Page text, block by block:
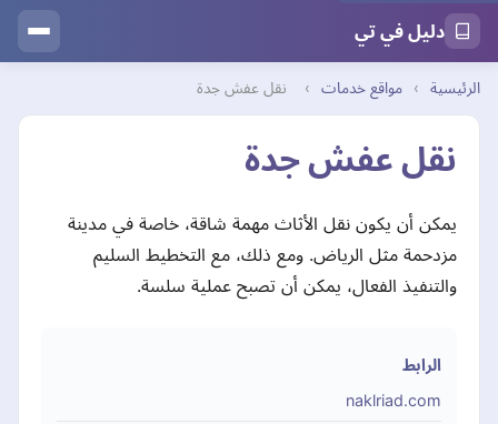
دليل في تي
الرئيسية › مواقع خدمات › نقل عفش جدة
نقل عفش جدة
يمكن أن يكون نقل الأثاث مهمة شاقة، خاصة في مدينة
مزدحمة مثل الرياض. ومع ذلك، مع التخطيط السليم
والتنفيذ الفعال، يمكن أن تصبح عملية سلسة.
الرابط
naklriad.com